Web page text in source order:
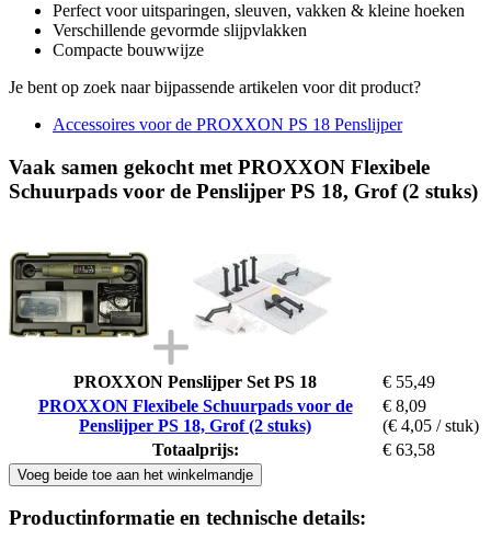
Perfect voor uitsparingen, sleuven, vakken & kleine hoeken
Verschillende gevormde slijpvlakken
Compacte bouwwijze
Je bent op zoek naar bijpassende artikelen voor dit product?
Accessoires voor de PROXXON PS 18 Penslijper
Vaak samen gekocht met PROXXON Flexibele
Schuurpads voor de Penslijper PS 18, Grof (2 stuks)
PROXXON Penslijper Set PS 18
€ 55,49
PROXXON Flexibele Schuurpads voor de
Penslijper PS 18, Grof (2 stuks)
€ 8,09
(€ 4,05 / stuk)
Totaalprijs:
€ 63,58
Voeg beide toe aan het winkelmandje
Productinformatie en technische details: